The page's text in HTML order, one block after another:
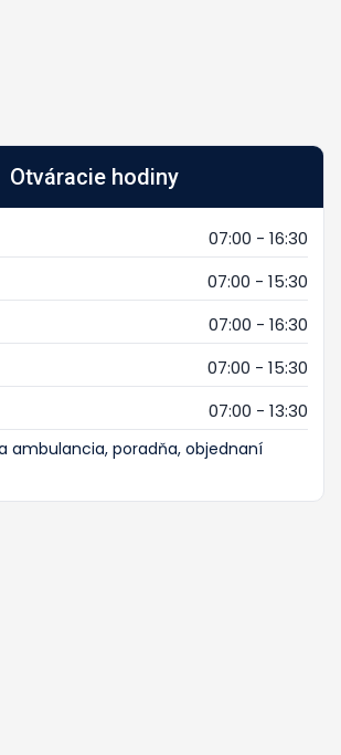
Otváracie hodiny
07:00 - 16:30
07:00 - 15:30
07:00 - 16:30
07:00 - 15:30
07:00 - 13:30
ambulancia, poradňa, objednaní